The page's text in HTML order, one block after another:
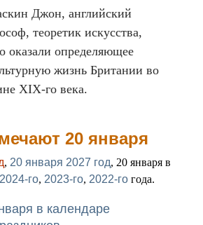
Джон, английский
теоретик искусства,
оказали определяющее
жизнь Британии во
XIX-го века.
20 января
, 20 января 2027 год, 20 января в
2024-го, 2023-го, 2022-го года.
в календаре